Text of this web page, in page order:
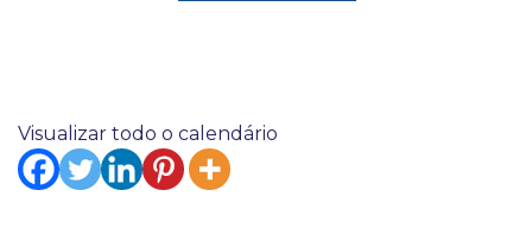
Visualizar todo o calendário